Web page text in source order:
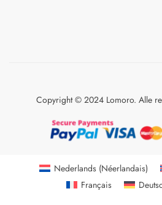
Copyright © 2024 Lomoro. Alle
Nederlands (Néerlandais)
Français